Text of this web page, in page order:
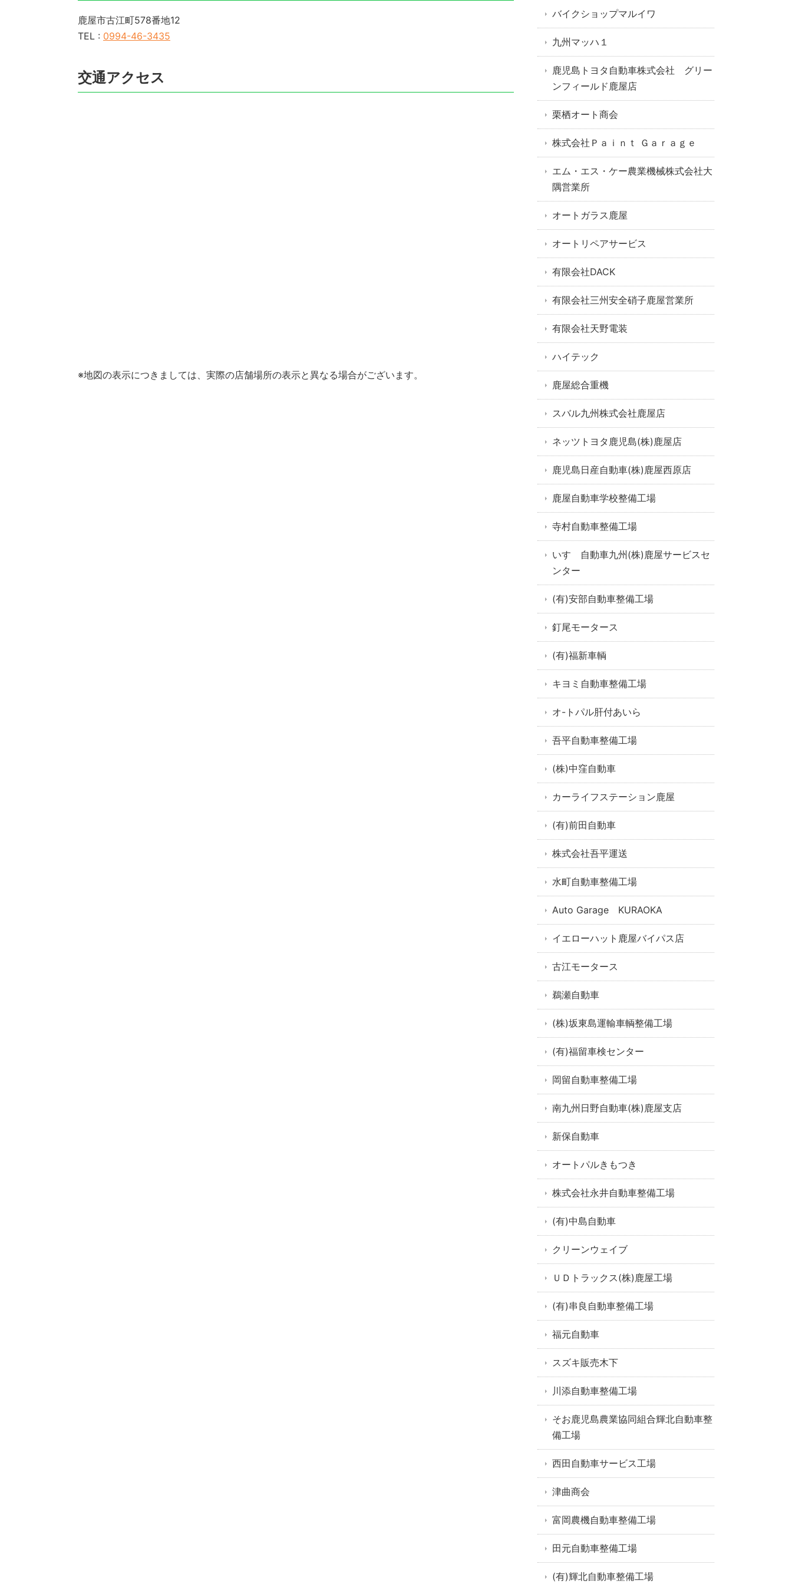
鹿屋市古江町578番地12
TEL : 0994-46-3435
交通アクセス
※地図の表示につきましては、実際の店舗場所の表示と異なる場合がございます。
バイクショップマルイワ
九州マッハ１
鹿児島トヨタ自動車株式会社 グリー
ンフィールド鹿屋店
栗栖オート商会
株式会社Ｐａｉｎｔ Ｇａｒａｇｅ
エム・エス・ケー農業機械株式会社大
隅営業所
オートガラス鹿屋
オートリペアサービス
有限会社DACK
有限会社三州安全硝子鹿屋営業所
有限会社天野電装
ハイテック
鹿屋総合重機
スバル九州株式会社鹿屋店
ネッツトヨタ鹿児島(株)鹿屋店
鹿児島日産自動車(株)鹿屋西原店
鹿屋自動車学校整備工場
寺村自動車整備工場
いすゞ自動車九州(株)鹿屋サービスセ
ンター
(有)安部自動車整備工場
釘尾モータース
(有)福新車輌
キヨミ自動車整備工場
オ-トパル肝付あいら
吾平自動車整備工場
(株)中窪自動車
カーライフステーション鹿屋
(有)前田自動車
株式会社吾平運送
水町自動車整備工場
Auto Garage KURAOKA
イエローハット鹿屋バイパス店
古江モータース
鵜瀬自動車
(株)坂東島運輸車輌整備工場
(有)福留車検センター
岡留自動車整備工場
南九州日野自動車(株)鹿屋支店
新保自動車
オートパルきもつき
株式会社永井自動車整備工場
(有)中島自動車
クリーンウェイブ
ＵＤトラックス(株)鹿屋工場
(有)串良自動車整備工場
福元自動車
スズキ販売木下
川添自動車整備工場
そお鹿児島農業協同組合輝北自動車整
備工場
西田自動車サービス工場
津曲商会
富岡農機自動車整備工場
田元自動車整備工場
(有)輝北自動車整備工場